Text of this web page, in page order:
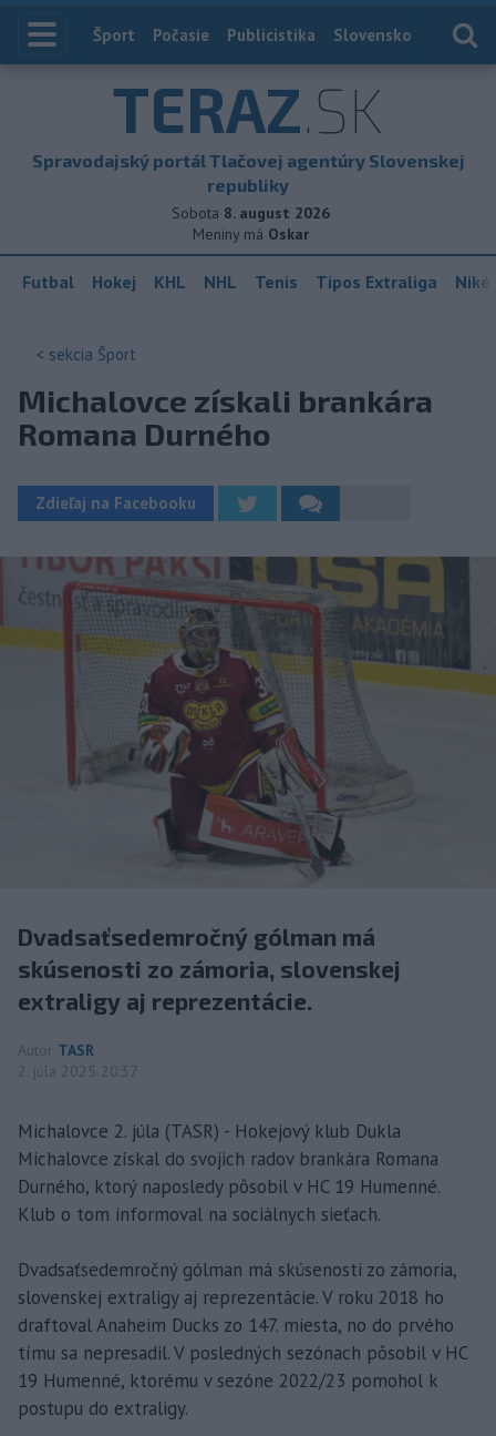
Index
Šport Počasie Publicistika Slovensko
TERAZ.SK
Spravodajský portál Tlačovej agentúry Slovenskej
republiky
Sobota 8. august 2026
Meniny má Oskar
Futbal Hokej KHL NHL Tenis Tipos Extraliga
< sekcia Šport
Michalovce získali brankára
Romana Durného
Zdieľaj na Facebooku
Dvadsaťsedemročný gólman má
skúsenosti zo zámoria, slovenskej
extraligy aj reprezentácie.
Autor TASR
2. júla 2025 20:37
Michalovce 2. júla (TASR) - Hokejový klub Dukla
Michalovce získal do svojich radov brankára Romana
Durného, ktorý naposledy pôsobil v HC 19 Humenné.
Klub o tom informoval na sociálnych sieťach.
Dvadsaťsedemročný gólman má skúsenosti zo zámoria,
slovenskej extraligy aj reprezentácie. V roku 2018 ho
draftoval Anaheim Ducks zo 147. miesta, no do prvého
tímu sa nepresadil. V posledných sezónach pôsobil v HC
19 Humenné, ktorému v sezóne 2022/23 pomohol k
postupu do extraligy.